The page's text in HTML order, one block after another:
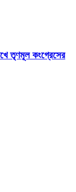
তৃণমূল কংগ্রেসের